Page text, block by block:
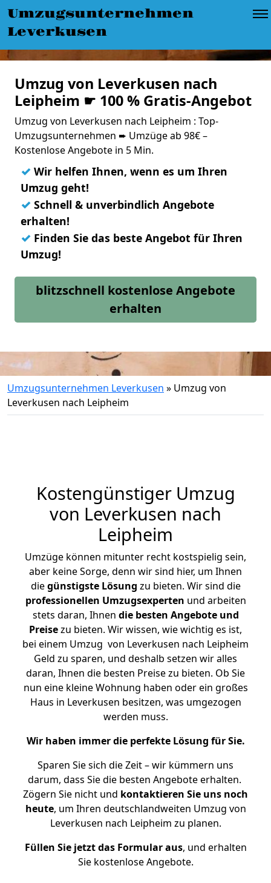
Umzugsunternehmen
Leverkusen
Umzug von Leverkusen nach
Leipheim ☛ 100 % Gratis-Angebot
Umzug von Leverkusen nach Leipheim : Top-
Umzugsunternehmen ➨ Umzüge ab 98€ –
Kostenlose Angebote in 5 Min.
✓ Wir helfen Ihnen, wenn es um Ihren
Umzug geht!
✓ Schnell & unverbindlich Angebote
erhalten!
✓ Finden Sie das beste Angebot für Ihren
Umzug!
blitzschnell kostenlose Angebote
erhalten
Umzugsunternehmen Leverkusen » Umzug von
Leverkusen nach Leipheim
Kostengünstiger Umzug
von Leverkusen nach
Leipheim
Umzüge können mitunter recht kostspielig sein,
aber keine Sorge, denn wir sind hier, um Ihnen
diegünstigste Lösung zu bieten. Wir sind die
professionellen Umzugsexperten und arbeiten
stets daran, Ihnen die besten Angebote und
Preisezu bieten. Wir wissen, wie wichtig es ist,
bei einem Umzug von Leverkusen nach Leipheim
Geld zu sparen, und deshalb setzen wir alles
daran, Ihnen die besten Preise zu bieten. Ob Sie
nun eine kleine Wohnung haben oder ein großes
Haus in Leverkusen besitzen, was umgezogen
werden muss.
Wir haben immer die perfekte Lösung für Sie.
Sparen Sie sich die Zeit – wir kümmern uns
darum, dass Sie die besten Angebote erhalten.
Zögern Sie nicht und kontaktieren Sie uns noch
heute, um Ihren deutschlandweiten Umzug von
Leverkusen nach Leipheim zu planen.
Füllen Sie jetzt das Formular aus, und erhalten
Sie kostenlose Angebote.